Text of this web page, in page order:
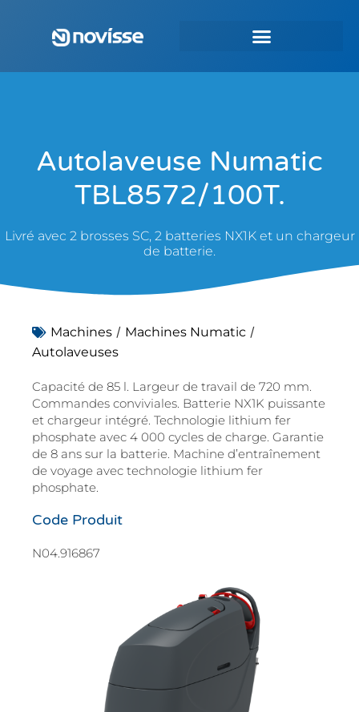
Autolaveuse Numatic
TBL8572/100T.
Livré avec 2 brosses SC, 2 batteries NX1K et un chargeur
de batterie.
Machines / Machines Numatic /
Autolaveuses
Capacité de 85 l. Largeur de travail de 720 mm.
Commandes conviviales. Batterie NX1K puissante
et chargeur intégré. Technologie lithium fer
phosphate avec 4 000 cycles de charge. Garantie
de 8 ans sur la batterie. Machine d’entraînement
de voyage avec technologie lithium fer
phosphate.
Code Produit
N04.916867